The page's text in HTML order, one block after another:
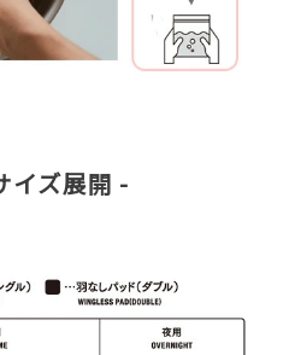
イズ展開 -